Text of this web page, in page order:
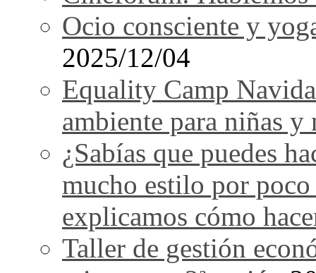
Ocio consciente y
2025/12/04
Equality Camp
ambiente para niñas y
¿Sabías que puedes
mucho estilo por
explicamos cómo
Taller de gestión